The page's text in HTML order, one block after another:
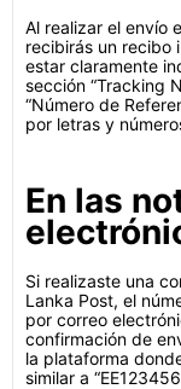
Al realizar el envío
recibirás un recibo
estar claramente
sección “Tracking
“Número de
por letras y
En las
Si realizaste una
Lanka Post, el
por correo
confirmación de
la plataforma
similar a